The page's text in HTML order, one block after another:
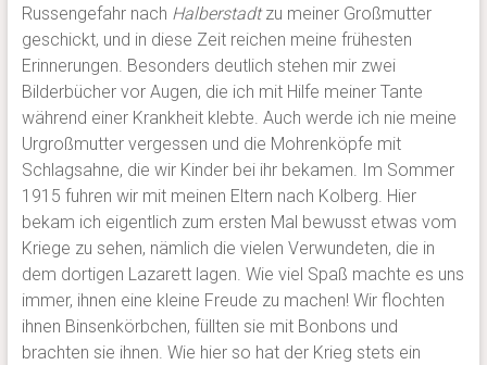
Russengefahr nach Halberstadtzu meiner Großmutter
geschickt, und in diese Zeit reichen meine frühesten
Erinnerungen. Besonders deutlich stehen mir zwei
Bilderbücher vor Augen, die ich mit Hilfe meiner Tante
während einer Krankheit klebte. Auch werde ich nie meine
Urgroßmutter vergessen und die Mohrenköpfe mit
Schlagsahne, die wir Kinder bei ihr bekamen. Im Sommer
1915 fuhren wir mit meinen Eltern nach Kolberg. Hier
bekam ich eigentlich zum ersten Mal bewusst etwas vom
Kriege zu sehen, nämlich die vielen Verwundeten, die in
dem dortigen Lazarett lagen. Wie viel Spaß machte es uns
immer, ihnen eine kleine Freude zu machen! Wir flochten
ihnen Binsenkörbchen, füllten sie mit Bonbons und
brachten sie ihnen. Wie hier so hat der Krieg stets ein